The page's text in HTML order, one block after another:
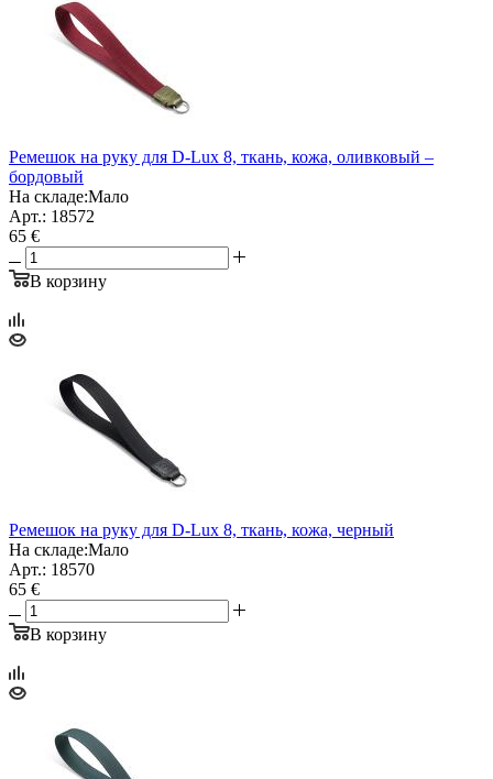
Ремешок на руку для D-Lux 8, ткань, кожа, оливковый –
бордовый
На складе:Мало
Арт.: 18572
65 €
В корзину
Ремешок на руку для D-Lux 8, ткань, кожа, черный
На складе:Мало
Арт.: 18570
65 €
В корзину